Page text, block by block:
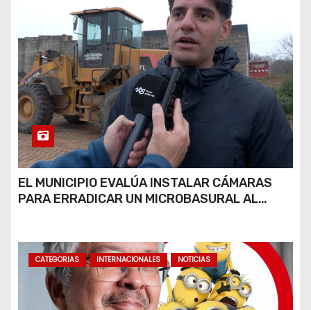
EL MUNICIPIO EVALÚA INSTALAR CÁMARAS
PARA ERRADICAR UN MICROBASURAL AL
CATEGORIAS INTERNACIONALES NOTICIAS